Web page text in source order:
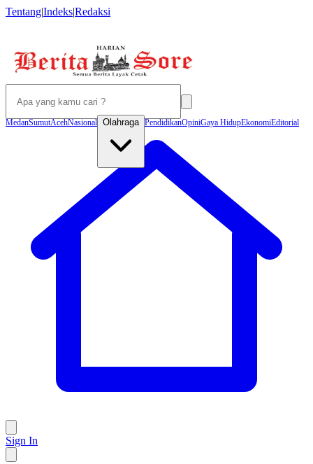
Tentang|Indeks|Redaksi
MedanSumutAcehNasional Olahraga PendidikanOpiniGaya HidupEkonomiEditorial
Sign In